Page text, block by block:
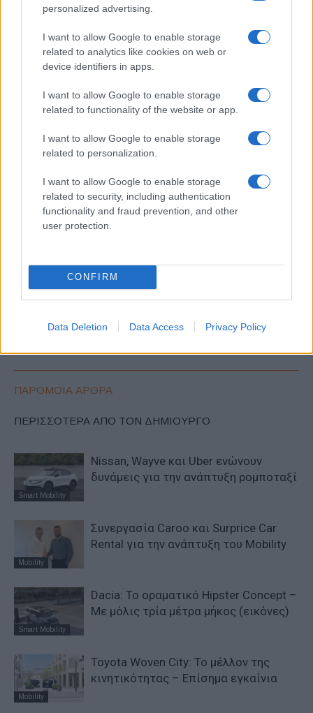
personalized advertising.
I want to allow Google to enable storage
related to analytics like cookies on web or
device identifiers in apps.
I want to allow Google to enable storage
related to functionality of the website or app.
I want to allow Google to enable storage
related to personalization.
I want to allow Google to enable storage
related to security, including authentication
functionality and fraud prevention, and other
user protection.
CONFIRM
Data Deletion Data Access Privacy Policy
Alpha Bank: Για πρώτη φορά το Αρχαίο Θέατρο Επιδαύρου
ΕΤΙΚΕΤΕΣ Lueg AG StreetScooter
Προηγούμενο άρθρο
COTW: Καινοτομίες για πιο
OviDrive®™: Μια start-up που
ΠΑΡΟΜΟΙΑ ΑΡΘΡΑ
ΠΕΡΙΣΣΟΤΕΡΑ ΑΠΟ ΤΟΝ ΔΗΜΙΟΥΡΓΟ
Smart Mobility
Nissan, Wayve και Uber ενώνουν
δυνάμεις για την ανάπτυξη ρομποταξί
Mobility
Συνεργασία Caroo και Surprice Car
Rental για την ανάπτυξη του Mobility
Smart Mobility
Dacia: To oραματικό Hipster Concept –
Με μόλις τρία μέτρα μήκος (εικόνες)
Mobility
Toyota Woven City: Το μέλλον της
κινητικότητας – Επίσημα εγκαίνια